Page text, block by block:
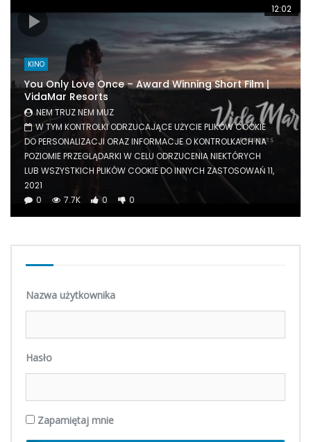
12:02
KINO
You Only Love Once–Award Winning Short Film|
VidaMar Resorts
NEM TRUZ NEM MUZ
W TYM KONTROLKI ODRZUCAJĄCE UŻYCIE PLIKÓW COOKIE
DO PERSONALIZACJI ORAZ INFORMACJE O KONTROLKACH NA
POZIOMIE PRZEGLĄDARKI W CELU ODRZUCENIA NIEKTÓRYCH
LUB WSZYSTKICH PLIKÓW COOKIE DO INNYCH ZASTOSOWAŃ 11,
2021
0
7.7K 0 0
Nazwa użytkownika
Hasło
Zapamiętaj mnie